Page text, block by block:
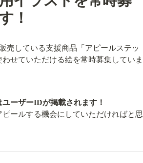
！
売している支援商品「アピールステッ
せていただける絵を常時募集していま
ーザーIDが掲載されます！
ールする機会にしていただければと思